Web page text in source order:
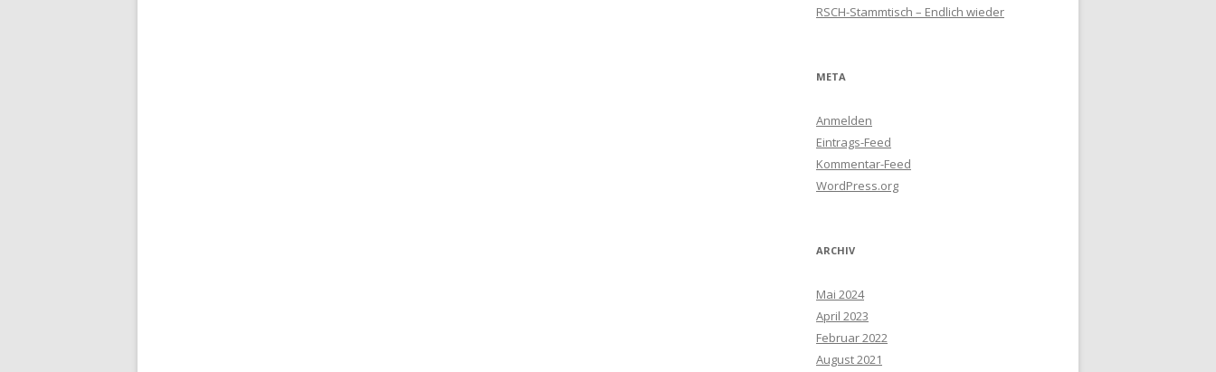
RSCH-Stammtisch – Endlich wieder
META
Anmelden
Eintrags-Feed
Kommentar-Feed
WordPress.org
ARCHIV
Mai 2024
April 2023
Februar 2022
August 2021